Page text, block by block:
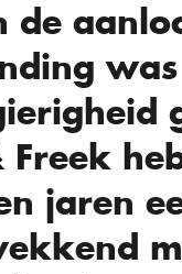
de
Freek
jaren